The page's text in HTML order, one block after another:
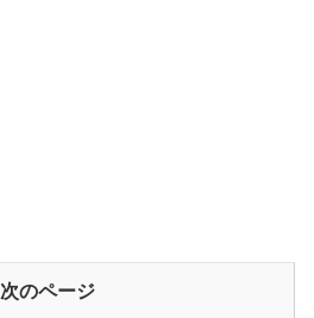
次のページ